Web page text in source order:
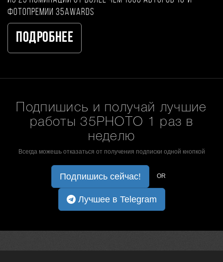
фотопремии 35AWARDS
Подробнее
Подпишись и получай лучшие
работы 35PHOTO 1 раз в
неделю
Всегда можешь отказаться от получения подписки одной кнопкой
Подпишись сейчас! OR
Лучшее в Telegram